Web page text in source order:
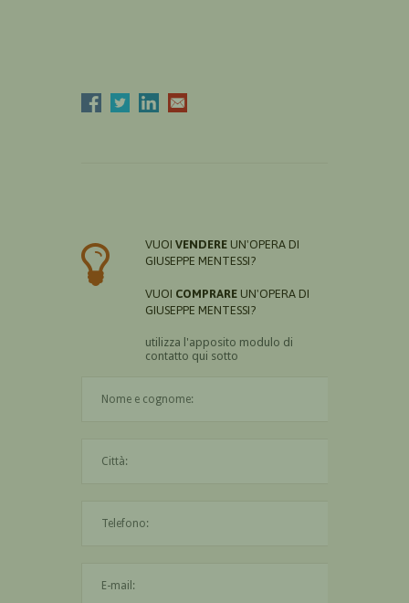
VUOI VENDERE UN'OPERA DI
GIUSEPPE MENTESSI?
VUOI COMPRARE UN'OPERA DI
GIUSEPPE MENTESSI?
utilizza l'apposito modulo di
contatto qui sotto